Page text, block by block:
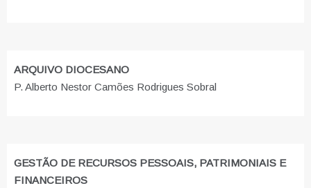
ARQUIVO DIOCESANO
P. Alberto Nestor Camões Rodrigues Sobral
GESTÃO DE RECURSOS PESSOAIS, PATRIMONIAIS E
FINANCEIROS